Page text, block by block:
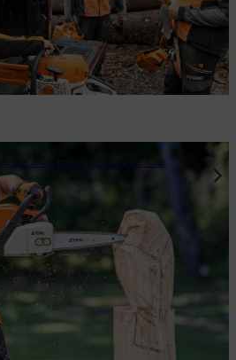
à la tronçonneuse : le